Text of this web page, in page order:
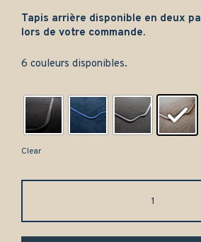
Tapis arrière disponible en deux
lors de votre commande.
6 couleurs disponibles.
Clear